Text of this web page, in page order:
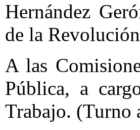
Hernández
de la
A las
Pública, a
Trabajo. (Turno